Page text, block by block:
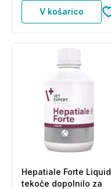
V košarico
Hepatiale Forte Liquid,
tekoče dopolnilo za